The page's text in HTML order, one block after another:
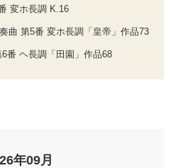
変ホ長調 K.16
曲 第5番 変ホ長調「皇帝」作品73
番 ヘ長調「田園」作品68
年09月